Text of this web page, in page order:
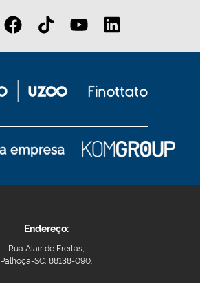
Endereço:
Rua Alair de Freitas,
Palhoça-SC, 88138-090.